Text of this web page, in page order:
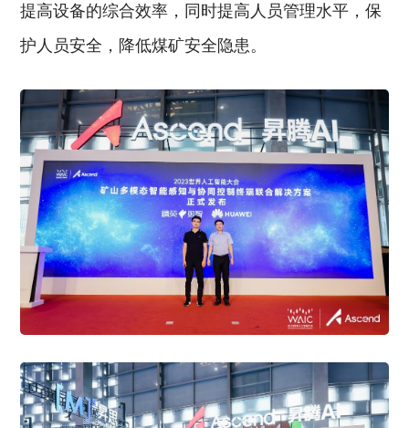
提高设备的综合效率，同时提高人员管理水平，保
护人员安全，降低煤矿安全隐患。